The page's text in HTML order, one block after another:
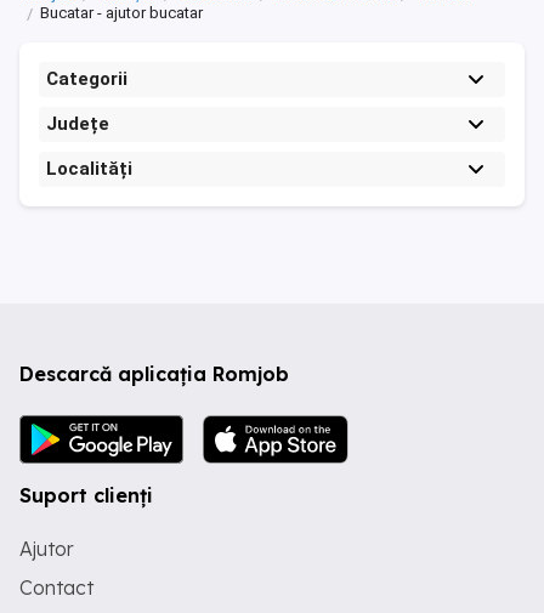
Bucatar - ajutor bucatar
Categorii
Județe
Localități
Descarcă aplicația Romjob
Suport clienți
Ajutor
Contact